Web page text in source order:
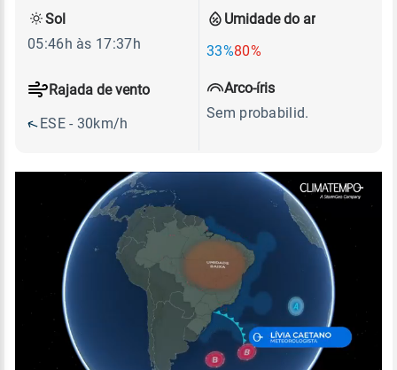
Umidade do ar
33%80%
Rajada de vento
ESE - 30km/h
Sol
05:46h às 17:37h
Arco-íris
Sem probabilid.